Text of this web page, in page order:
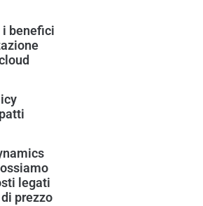
i benefici
legati
prezzo